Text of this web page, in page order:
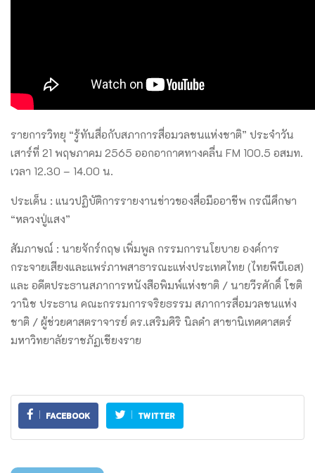
รายการวิทยุ “รู้ทันสื่อกับสภาการสื่อมวลชนแห่งชาติ” ประจำวัน
เสาร์ที่ 21 พฤษภาคม 2565 ออกอากาศทางคลื่น FM 100.5 อสมท.
เวลา 12.30 – 14.00 น.
ประเด็น : แนวปฏิบัติการรายงานข่าวของสื่อมืออาชีพ กรณีศึกษา
“หลวงปู่แสง”
สัมภาษณ์ : นายจักร์กฤษ เพิ่มพูล กรรมการนโยบาย องค์การ
กระจายเสียงและแพร่ภาพสาธารณะแห่งประเทศไทย (ไทยพีบีเอส)
และ อดีตประธานสภาการหนังสือพิมพ์แห่งชาติ / นายวีรศักดิ์ โชติ
วานิช ประธาน คณะกรรมการจริยธรรม สภาการสื่อมวลชนแห่ง
ชาติ / ผู้ช่วยศาสตราจารย์ ดร.เสริมศิริ นิลดำ สาขานิเทศศาสตร์
มหาวิทยาลัยราชภัฏเชียงราย
FACEBOOK TWITTER